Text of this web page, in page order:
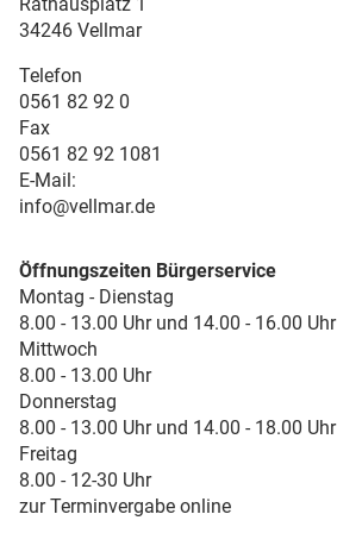
34246 Vellmar
Telefon
0561 82 92 0
Fax
0561 82 92 1081
E-Mail:
info@vellmar.de
Öffnungszeiten Bürgerservice
Montag - Dienstag
8.00 - 13.00 Uhr und 14.00 - 16.00 Uhr
Mittwoch
8.00 - 13.00 Uhr
Donnerstag
8.00 - 13.00 Uhr und 14.00 - 18.00 Uhr
Freitag
8.00 - 12-30 Uhr
zur Terminvergabe online